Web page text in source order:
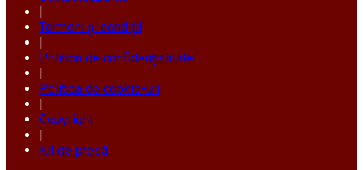
Termeni și condiții
Politica de confidențialitate
Politica de cookie-uri
Copyright
Kit de presă